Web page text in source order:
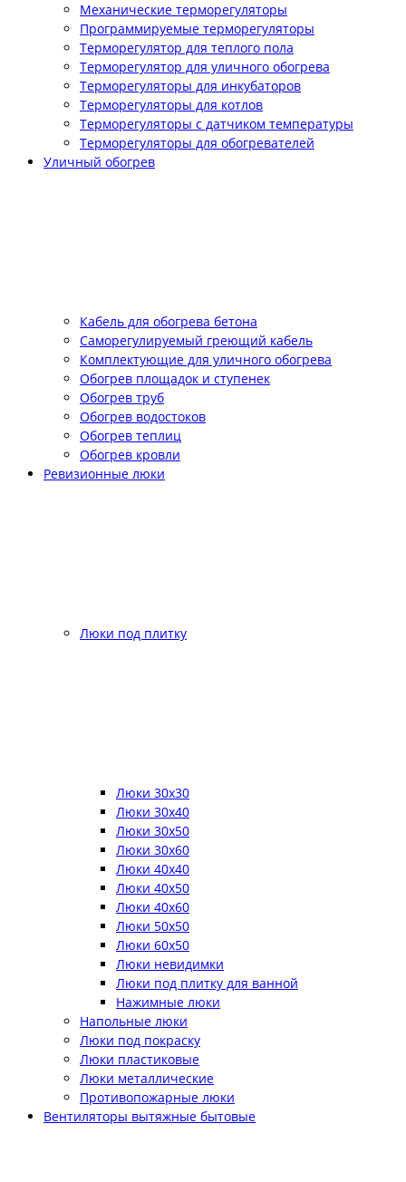
Механические терморегуляторы
Программируемые терморегуляторы
Терморегулятор для теплого пола
Терморегулятор для уличного обогрева
Терморегуляторы для инкубаторов
Терморегуляторы для котлов
Терморегуляторы с датчиком температуры
Терморегуляторы для обогревателей
Уличный обогрев
Кабель для обогрева бетона
Саморегулируемый греющий кабель
Комплектующие для уличного обогрева
Обогрев площадок и ступенек
Обогрев труб
Обогрев водостоков
Обогрев теплиц
Обогрев кровли
Ревизионные люки
Люки под плитку
Люки 30x30
Люки 30x40
Люки 30x50
Люки 30x60
Люки 40x40
Люки 40x50
Люки 40x60
Люки 50x50
Люки 60x50
Люки невидимки
Люки под плитку для ванной
Нажимные люки
Напольные люки
Люки под покраску
Люки пластиковые
Люки металлические
Противопожарные люки
Вентиляторы вытяжные бытовые